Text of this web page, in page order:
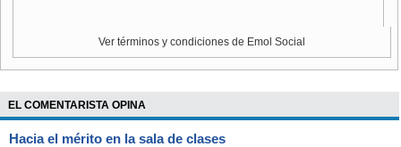
Ver términos y condiciones de Emol Social
EL COMENTARISTA OPINA
Hacia el mérito en la sala de clases